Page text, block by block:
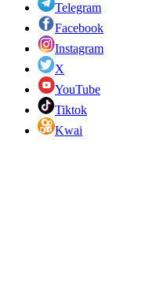
Telegram
Facebook
Instagram
X
YouTube
Tiktok
Kwai